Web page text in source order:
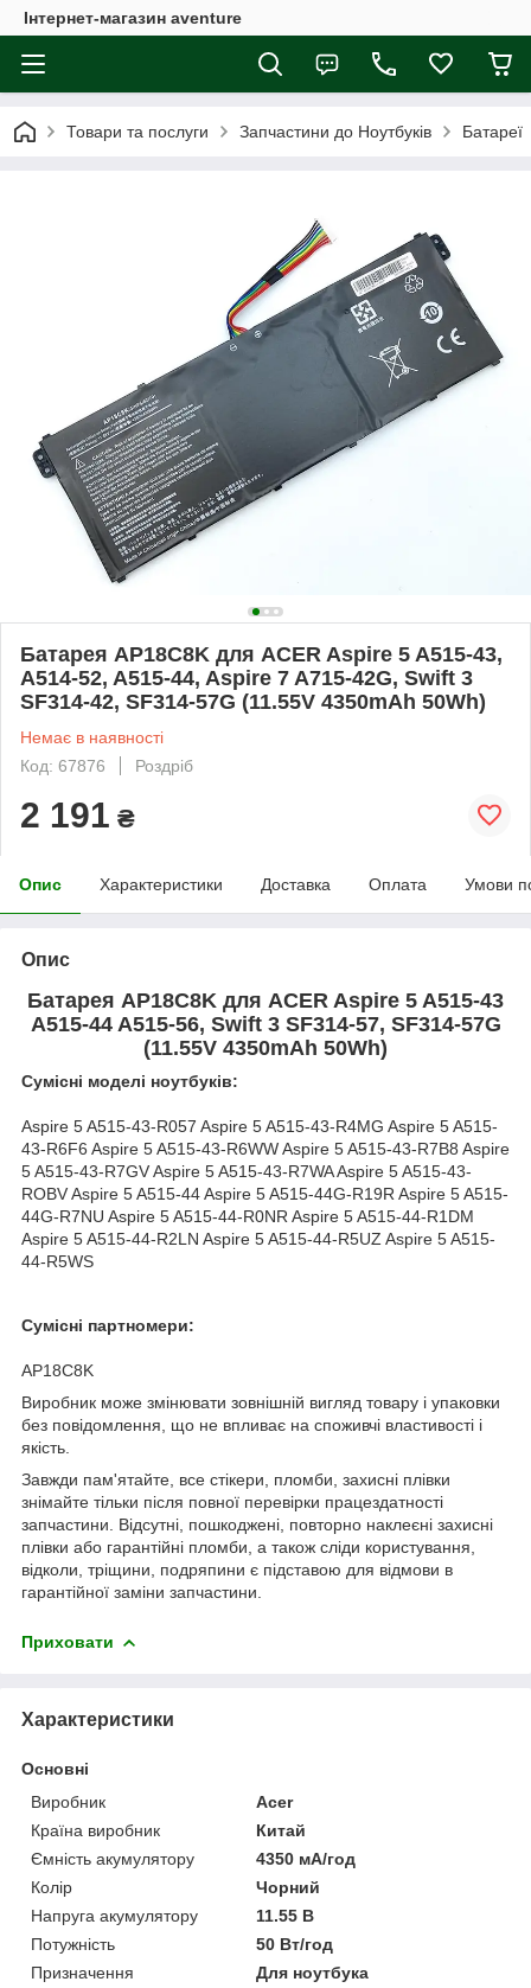
Інтернет-магазин aventure
Товари та послуги Запчастини до Ноутбуків Батареї
Батарея AP18C8K для ACER Aspire 5 A515-43,
A514-52, A515-44, Aspire 7 A715-42G, Swift 3
SF314-42, SF314-57G (11.55V 4350mAh 50Wh)
Немає в наявності
Код: 67876
Роздріб
2 191 ₴
Опис Характеристики Доставка Оплата Умови
Опис
Батарея AP18C8K для ACER Aspire 5 A515-43
A515-44 A515-56, Swift 3 SF314-57, SF314-57G
(11.55V 4350mAh 50Wh)
Сумісні моделі ноутбуків:
Aspire 5 A515-43-R057 Aspire 5 A515-43-R4MG Aspire 5 A515-
43-R6F6 Aspire 5 A515-43-R6WW Aspire 5 A515-43-R7B8 Aspire
5 A515-43-R7GV Aspire 5 A515-43-R7WA Aspire 5 A515-43-
ROBV Aspire 5 A515-44 Aspire 5 A515-44G-R19R Aspire 5 A515-
44G-R7NU Aspire 5 A515-44-R0NR Aspire 5 A515-44-R1DM
Aspire 5 A515-44-R2LN Aspire 5 A515-44-R5UZ Aspire 5 A515-
44-R5WS
Сумісні партномери:
AP18C8K
Виробник може змінювати зовнішній вигляд товару і упаковки
без повідомлення, що не впливає на споживчі властивості і
якість.
Завжди пам'ятайте, все стікери, пломби, захисні плівки
знімайте тільки після повної перевірки працездатності
запчастини. Відсутні, пошкоджені, повторно наклеєні захисні
плівки або гарантійні пломби, а також сліди користування,
відколи, тріщини, подряпини є підставою для відмови в
гарантійної заміни запчастини.
Приховати
Характеристики
Основні
Виробник
Acer
Країна виробник
Китай
Ємність акумулятору
4350 мА/год
Колір
Чорний
Напруга акумулятору
11.55 В
Потужність
50 Вт/год
Призначення
Для ноутбука